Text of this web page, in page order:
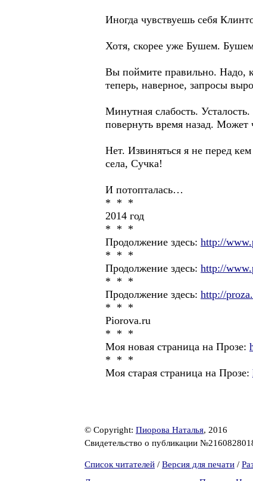
Иногда чувствуешь себя
Хотя, скорее уже Бушем.
Вы поймите правильно. Надо,
теперь, наверное, запросы
Минутная слабость.
повернуть время назад.
Нет. Извиняться я не перед
села, Сучка!
И потопталась…
* * *
2014 год
* * *
Продолжение здесь: http://
* * *
Продолжение здесь: http://
* * *
Продолжение здесь: http://
* * *
Piorova.ru
* * *
Моя новая страница на Прозе:
* * *
Моя старая страница на Прозе:
© Copyright: Пиорова Наталья, 2016
Свидетельство о публикации
Список читателей / Версия для печати /